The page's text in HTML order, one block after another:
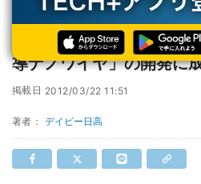
NIMSや東工大など、鉄系の強靭な「高温超
NIMSや東工大など、鉄
導ナノワイヤ」の開発に
掲載日 2012/03/22 11:51
著者： デイビー日高